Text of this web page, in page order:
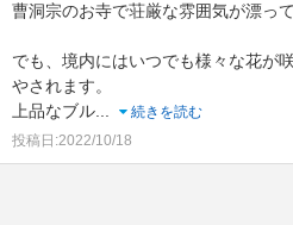
曹洞宗のお寺で荘厳な雰囲気が漂って
でも、境内にはいつでも様々な花が
やされます。
上品なブル
続きを読む
投稿日:2022/10/18